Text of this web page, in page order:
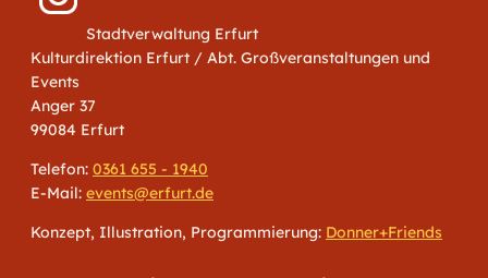
Stadtverwaltung Erfurt
Kulturdirektion Erfurt / Abt. Großveranstaltungen und
Events
Anger 37
99084 Erfurt
Telefon: 0361 655 - 1940
E-Mail: events@erfurt.de
Konzept, Illustration, Programmierung: Donner+Friends